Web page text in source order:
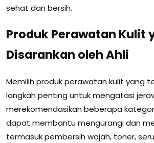
sehat dan bersih.
Produk Perawatan Kulit
Disarankan oleh Ahli
Memilih produk perawatan kulit yang
langkah penting untuk mengatasi
merekomendasikan beberapa
dapat membantu mengurangi dan
termasuk pembersih wajah, toner,